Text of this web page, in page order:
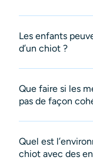
Les enfants
d’un chiot ?
Que faire si les
pas de façon
Quel est
chiot avec des